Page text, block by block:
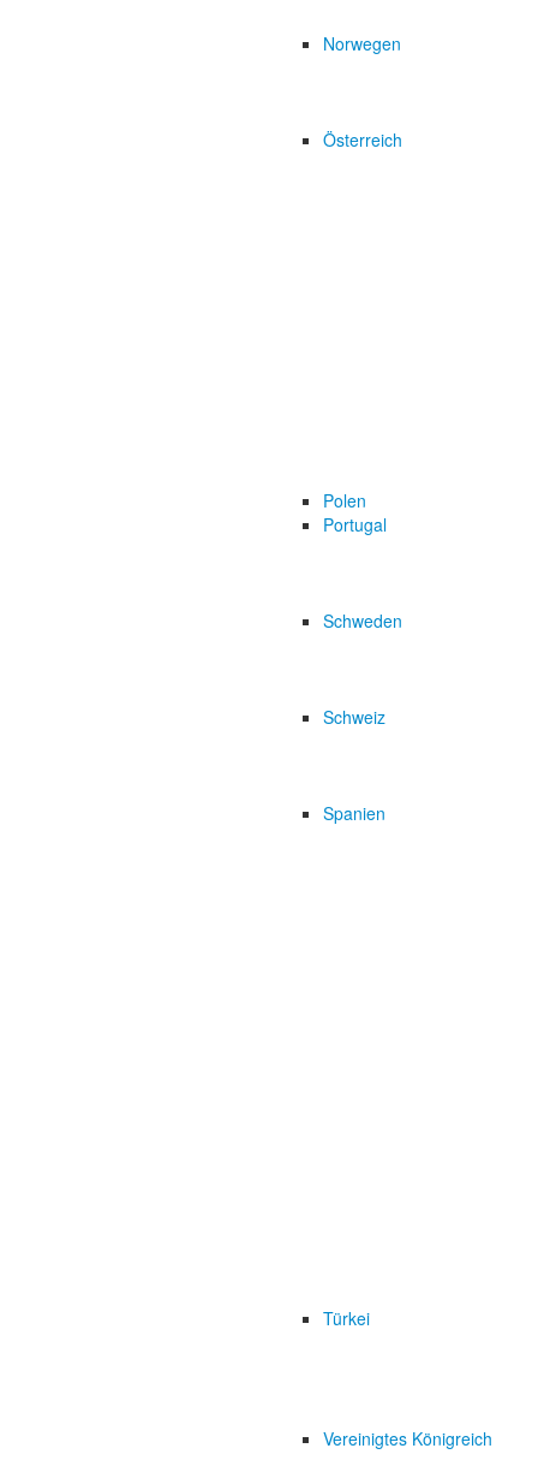
Norwegen
Österreich
Polen
Portugal
Schweden
Schweiz
Spanien
Türkei
Vereinigtes Königreich